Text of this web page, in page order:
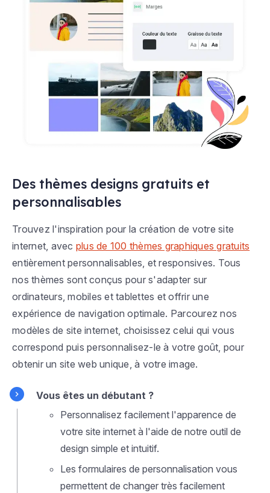
Des thèmes designs gratuits et
personnalisables
Trouvez l'inspiration pour la création de votre site
internet, avec plus de 100 thèmes graphiques gratuits
entièrement personnalisables, et responsives. Tous
nos thèmes sont conçus pour s'adapter sur
ordinateurs, mobiles et tablettes et offrir une
expérience de navigation optimale. Parcourez nos
modèles de site internet, choisissez celui qui vous
correspond puis personnalisez-le à votre goût, pour
obtenir un site web unique, à votre image.
Vous êtes un débutant ?
Personnalisez facilement l'apparence de
votre site internet à l'aide de notre outil de
design simple et intuitif.
Les formulaires de personnalisation vous
permettent de changer très facilement